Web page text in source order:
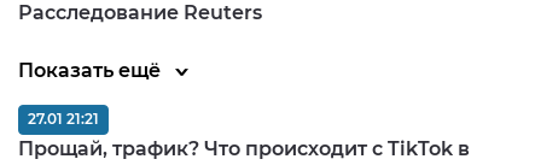
Расследование Reuters
Показать ещё
Прощай, трафик? Что происходит с TikTok в
27.01 21:21